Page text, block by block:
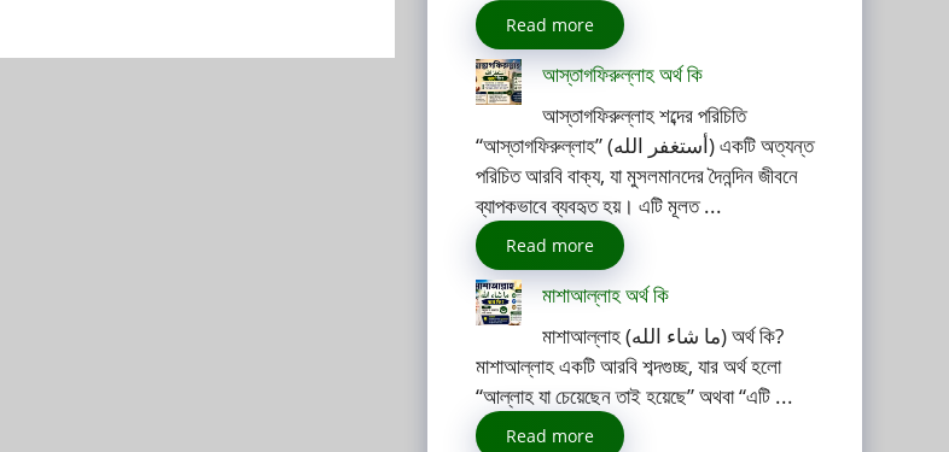
Read more
আস্তাগফিরুল্লাহ অর্থ কি
আস্তাগফিরুল্লাহ শব্দের পরিচিতি
“আস্তাগফিরুল্লাহ” (أستغفر الله) একটি অত্যন্ত
পরিচিত আরবি বাক্য, যা মুসলমানদের দৈনন্দিন জীবনে
ব্যাপকভাবে ব্যবহৃত হয়। এটি মূলত ...
Read more
মাশাআল্লাহ অর্থ কি
মাশাআল্লাহ (ما شاء الله) অর্থ কি?
মাশাআল্লাহ একটি আরবি শব্দগুচ্ছ, যার অর্থ হলো
“আল্লাহ যা চেয়েছেন তাই হয়েছে” অথবা “এটি ...
Read more